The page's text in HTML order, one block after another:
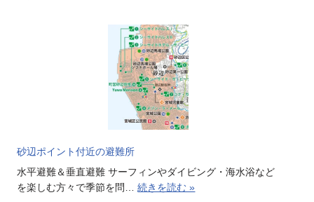
砂辺ポイント付近の避難所
水平避難＆垂直避難 サーフィンやダイビング・海水浴など
を楽しむ方々で季節を問…続きを読む »